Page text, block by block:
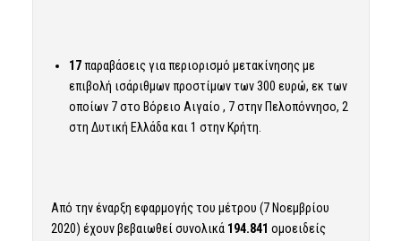
17παραβάσεις για περιορισμό μετακίνησης με
επιβολή ισάριθμων προστίμων των 300 ευρώ, εκ των
οποίων 7 στο Βόρειο Αιγαίο , 7 στην Πελοπόννησο, 2
στη Δυτική Ελλάδα και 1 στην Κρήτη.
Από την έναρξη εφαρμογής του μέτρου (7 Νοεμβρίου
2020) έχουν βεβαιωθεί συνολικά 194.841 ομοειδείς